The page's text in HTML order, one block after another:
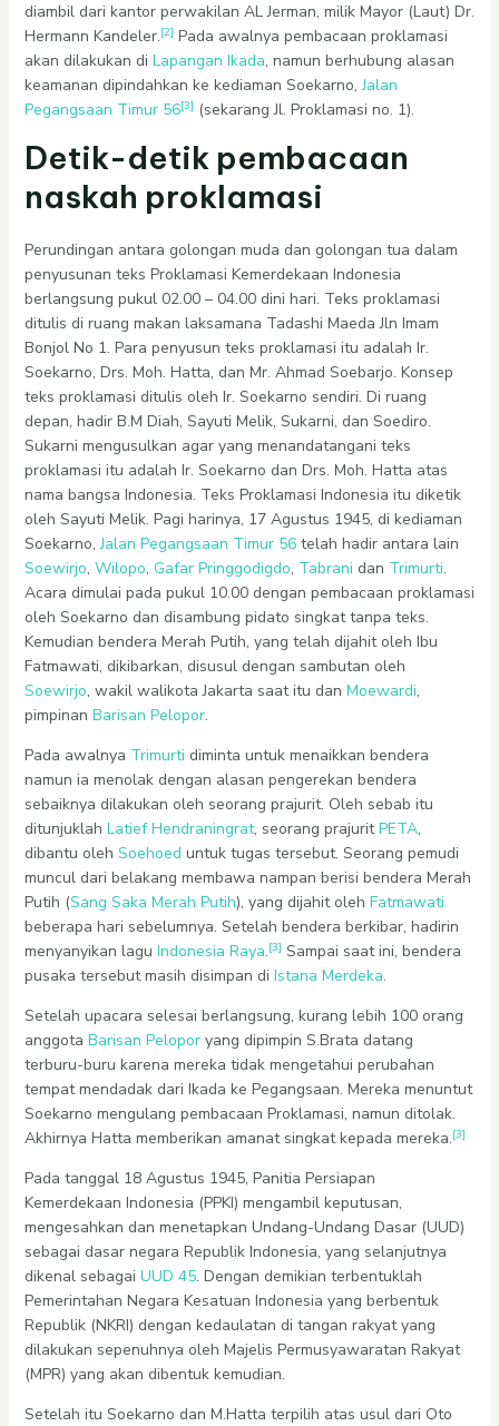
diambil dari kantor perwakilan AL Jerman, milik Mayor (Laut) Dr.
Hermann Kandeler.[2] Pada awalnya pembacaan proklamasi
akan dilakukan di Lapangan Ikada, namun berhubung alasan
keamanan dipindahkan ke kediaman Soekarno,Jalan
Pegangsaan Timur 56[3] (sekarang Jl. Proklamasi no. 1).
Detik-detik pembacaan
naskah proklamasi
Perundingan antara golongan muda dan golongan tua dalam
penyusunan teks Proklamasi Kemerdekaan Indonesia
berlangsung pukul 02.00 – 04.00 dini hari. Teks proklamasi
ditulis di ruang makan laksamana Tadashi Maeda Jln Imam
Bonjol No 1. Para penyusun teks proklamasi itu adalah Ir.
Soekarno, Drs. Moh. Hatta, dan Mr. Ahmad Soebarjo. Konsep
teks proklamasi ditulis oleh Ir. Soekarno sendiri. Di ruang
depan, hadir B.M Diah, Sayuti Melik, Sukarni, dan Soediro.
Sukarni mengusulkan agar yang menandatangani teks
proklamasi itu adalah Ir. Soekarno dan Drs. Moh. Hatta atas
nama bangsa Indonesia. Teks Proklamasi Indonesia itu diketik
oleh Sayuti Melik. Pagi harinya, 17 Agustus 1945, di kediaman
Soekarno,Jalan Pegangsaan Timur 56telah hadir antara lain
Soewirjo, Wilopo, Gafar Pringgodigdo, Tabrani dan Trimurti.
Acara dimulai pada pukul 10.00 dengan pembacaan proklamasi
oleh Soekarno dan disambung pidato singkat tanpa teks.
Kemudian bendera Merah Putih, yang telah dijahit oleh Ibu
Fatmawati, dikibarkan, disusul dengan sambutan oleh
Soewirjo, wakil walikota Jakarta saat itu dan Moewardi,
pimpinan Barisan Pelopor.
Pada awalnya Trimurti diminta untuk menaikkan bendera
namun ia menolak dengan alasan pengerekan bendera
sebaiknya dilakukan oleh seorang prajurit. Oleh sebab itu
ditunjuklah Latief Hendraningrat, seorang prajuritPETA,
dibantu oleh Soehoed untuk tugas tersebut. Seorang pemudi
muncul dari belakang membawa nampan berisi bendera Merah
Putih (Sang Saka Merah Putih), yang dijahit oleh Fatmawati
beberapa hari sebelumnya. Setelah bendera berkibar, hadirin
menyanyikan lagu Indonesia Raya.[3] Sampai saat ini, bendera
pusaka tersebut masih disimpan di Istana Merdeka.
Setelah upacara selesai berlangsung, kurang lebih 100 orang
anggota Barisan Peloporyang dipimpin S.Brata datang
terburu-buru karena mereka tidak mengetahui perubahan
tempat mendadak dari Ikada ke Pegangsaan. Mereka menuntut
Soekarno mengulang pembacaan Proklamasi, namun ditolak.
Akhirnya Hatta memberikan amanat singkat kepada mereka.[3]
Pada tanggal 18 Agustus 1945, Panitia Persiapan
Kemerdekaan Indonesia (PPKI) mengambil keputusan,
mengesahkan dan menetapkan Undang-Undang Dasar (UUD)
sebagai dasar negara Republik Indonesia, yang selanjutnya
dikenal sebagai UUD 45. Dengan demikian terbentuklah
Pemerintahan Negara Kesatuan Indonesia yang berbentuk
Republik (NKRI) dengan kedaulatan di tangan rakyat yang
dilakukan sepenuhnya oleh Majelis Permusyawaratan Rakyat
(MPR) yang akan dibentuk kemudian.
Setelah itu Soekarno dan M.Hatta terpilih atas usul dari Oto